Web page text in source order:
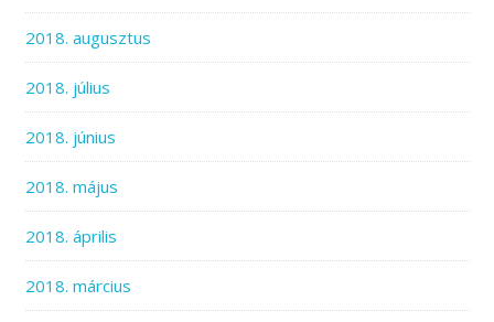
2018. augusztus
2018. július
2018. június
2018. május
2018. április
2018. március